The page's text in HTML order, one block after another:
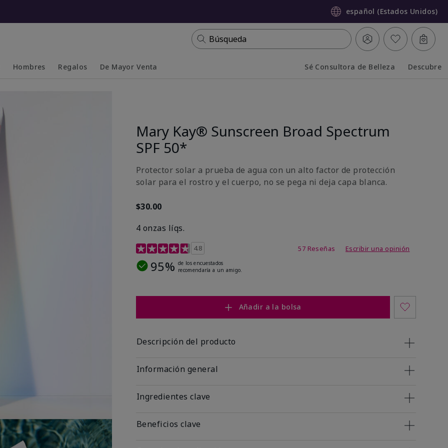
español (Estados Unidos)
Búsqueda
Hombres Regalos De Mayor Venta Sé Consultora de Belleza Descubre
Mary Kay® Sunscreen Broad Spectrum
SPF 50*
Protector solar a prueba de agua con un alto factor de protección
solar para el rostro y el cuerpo, no se pega ni deja capa blanca.
$30.00
4 onzas líqs.
Calificación de clientes de 4,2 de 5
4.8 57 Reseñas Escribir una opinión
95% de los encuestados
recomendaría a un amigo.
Añadir a la bolsa
Descripción del producto
Información general
Ingredientes clave
Beneficios clave